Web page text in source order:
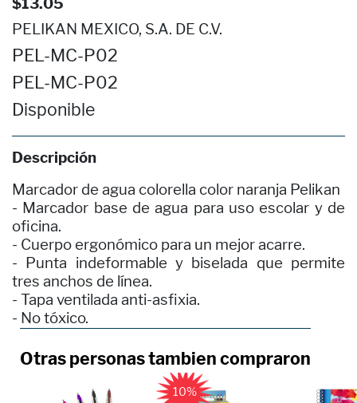
PELIKAN MEXICO, S.A. DE C.V.
PEL-MC-P02
PEL-MC-P02
Disponible
Descripción
Marcador de agua colorella color naranja Pelikan
- Marcador base de agua para uso escolar y de
oficina.
- Cuerpo ergonómico para un mejor acarre.
- Punta indeformable y biselada que permite
tres anchos de línea.
- Tapa ventilada anti-asfixia.
- No tóxico.
Otras personas tambien compraron
10%